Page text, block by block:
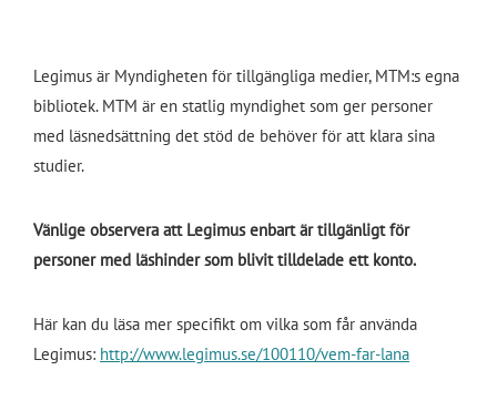
Legimus är Myndigheten för tillgängliga medier, MTM:s egna
bibliotek. MTM är en statlig myndighet som ger personer
med läsnedsättning det stöd de behöver för att klara sina
studier.
Vänlige observera att Legimus enbart är tillgänligt för
personer med läshinder som blivit tilldelade ett konto.
Här kan du läsa mer specifikt om vilka som får använda
Legimus: http://www.legimus.se/100110/vem-far-lana